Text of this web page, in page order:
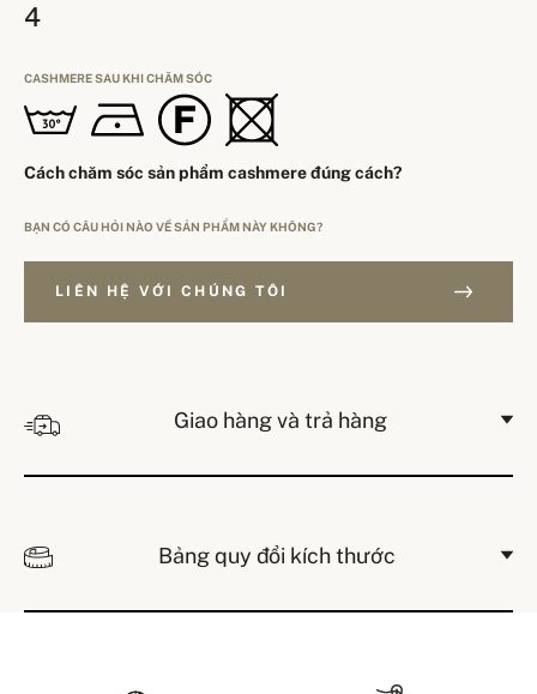
4
CASHMERE SAU KHI CHĂM SÓC
Cách chăm sóc sản phẩm cashmere đúng cách?
BẠN CÓ CÂU HỎI NÀO VỀ SẢN PHẨM NÀY KHÔNG?
LIÊN HỆ VỚI CHÚNG TÔI
Giao hàng và trả hàng
Bảng quy đổi kích thước